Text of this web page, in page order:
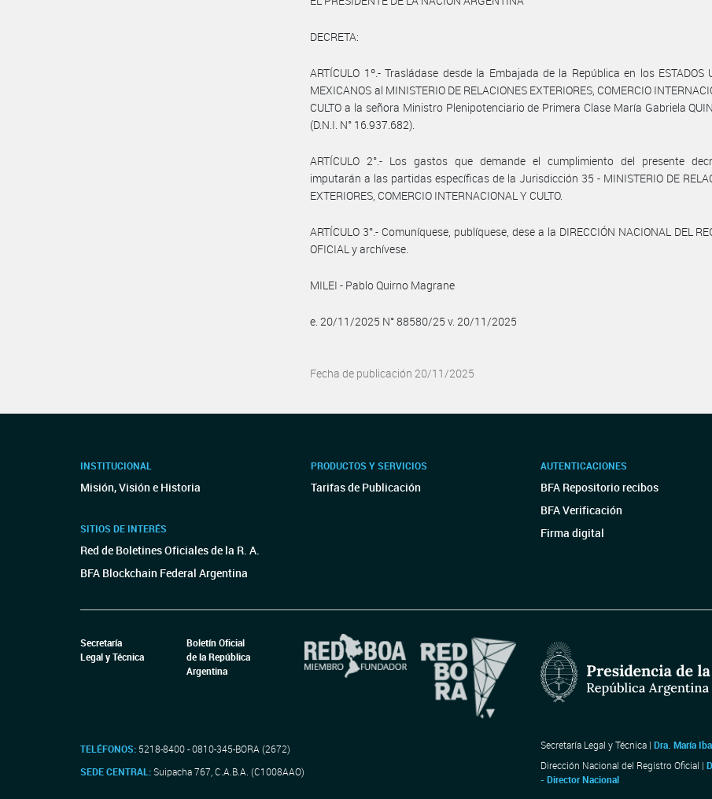
DECRETA:
ARTÍCULO 1º.- Trasládase desde la Embajada de la República en los ESTADOS
MEXICANOS al MINISTERIO DE RELACIONES EXTERIORES, COMERCIO
CULTO a la señora Ministro Plenipotenciario de Primera Clase María Gabriela
(D.N.I. N° 16.937.682).
ARTÍCULO 2°.- Los gastos que demande el cumplimiento del presente
imputarán a las partidas específicas de la Jurisdicción 35 - MINISTERIO DE
EXTERIORES, COMERCIO INTERNACIONAL Y CULTO.
ARTÍCULO 3°.- Comuníquese, publíquese, dese a la DIRECCIÓN NACIONAL DEL
OFICIAL y archívese.
MILEI - Pablo Quirno Magrane
e. 20/11/2025 N° 88580/25 v. 20/11/2025
Fecha de publicación 20/11/2025
INSTITUCIONAL
Misión, Visión e Historia
SITIOS DE INTERÉS
Red de Boletines Oficiales de la R. A.
BFA Blockchain Federal Argentina
PRODUCTOS Y SERVICIOS
Tarifas de Publicación
AUTENTICACIONES
BFA Repositorio recibos
BFA Verificación
Firma digital
Secretaría
Legal y Técnica
Boletín Oficial
de la República
Argentina
TELÉFONOS: 5218-8400 - 0810-345-BORA (2672)
SEDE CENTRAL:Suipacha 767, C.A.B.A. (C1008AAO)
Secretaría Legal y Técnica | Dra. María
Dirección Nacional del Registro Oficial |
- Director Nacional